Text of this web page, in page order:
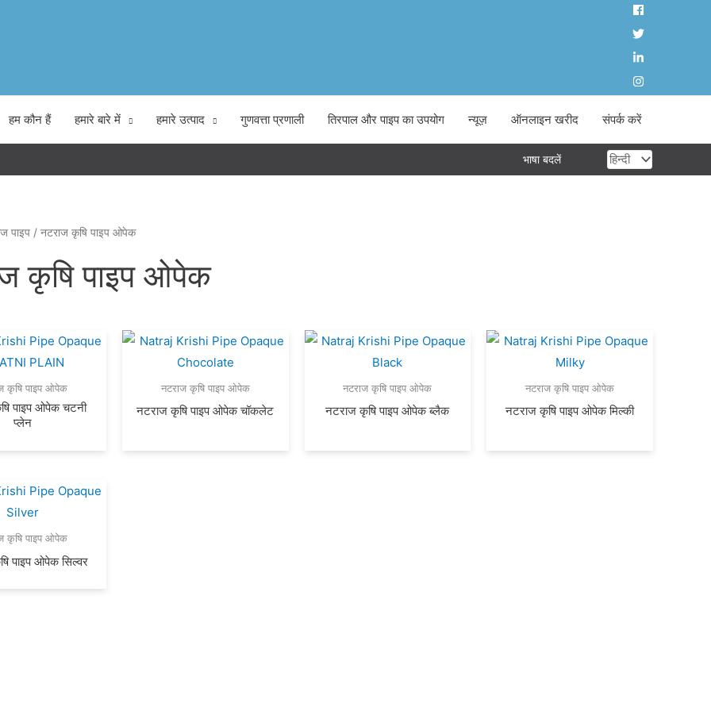
हम कौन हैं हमारे बारे में हमारे उत्पाद गुणवत्ता प्रणाली तिरपाल और पाइप का उपयोग न्यूज़ ऑनलाइन खरीद संपर्क करें
भाषा बदलें एक
पाइप / नटराज कृषि पाइप ओपेक
कृषि पाइप ओपेक
कृषि पाइप ओपेक
पाइप ओपेक चटनी
प्लेन
नटराज कृषि पाइप ओपेक
नटराज कृषि पाइप ओपेक चॉकलेट
नटराज कृषि पाइप ओपेक
नटराज कृषि पाइप ओपेक ब्लैक
नटराज कृषि पाइप ओपेक
नटराज कृषि पाइप ओपेक मिल्की
कृषि पाइप ओपेक
पाइप ओपेक सिल्वर